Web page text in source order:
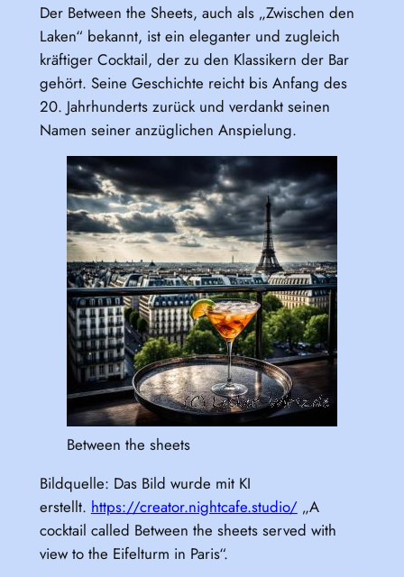
Der Between the Sheets, auch als „Zwischen den
Laken“ bekannt, ist ein eleganter und zugleich
kräftiger Cocktail, der zu den Klassikern der Bar
gehört. Seine Geschichte reicht bis Anfang des
20. Jahrhunderts zurück und verdankt seinen
Namen seiner anzüglichen Anspielung.
Between the sheets
Bildquelle: Das Bild wurde mit KI
erstellt. https://creator.nightcafe.studio/„A
cocktail called Between the sheets served with
view to the Eifelturm in Paris“.